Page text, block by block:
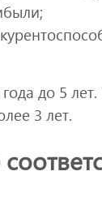
до 5
3 лет.